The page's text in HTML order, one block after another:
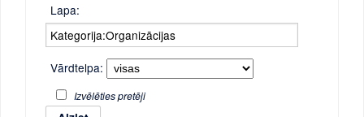
Lapa:
Vārdtelpa:
Izvēlēties pretēji